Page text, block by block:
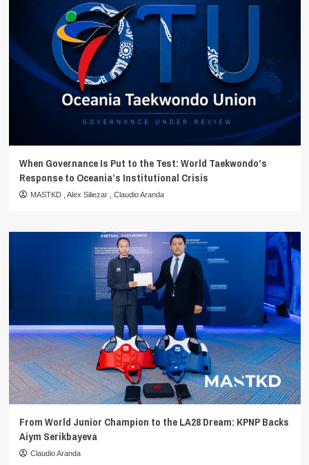
When Governance Is Put to the Test: World Taekwondo’s
Response to Oceania’s Institutional Crisis
MASTKD Alex Siliezar Claudio Aranda
From World Junior Champion to the LA28 Dream: KPNP Backs
Aiym Serikbayeva
Claudio Aranda